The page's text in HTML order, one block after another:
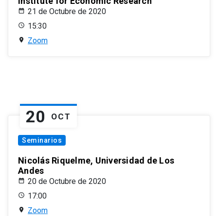
21 de Octubre de 2020
15:30
Zoom
20 OCT
Seminarios
Nicolás Riquelme, Universidad de Los
Andes
20 de Octubre de 2020
17:00
Zoom